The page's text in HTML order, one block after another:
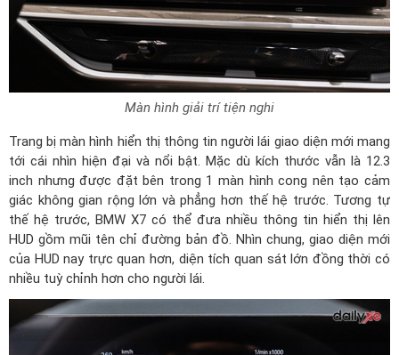
Màn hình giải trí tiện nghi
Trang bị màn hình hiển thị thông tin người lái giao diện mới mang
tới cái nhìn hiện đại và nổi bật. Mặc dù kích thước vẫn là 12.3
inch nhưng được đặt bên trong 1 màn hình cong nên tạo cảm
giác không gian rộng lớn và phẳng hơn thế hệ trước. Tương tự
thế hệ trước, BMW X7 có thể đưa nhiều thông tin hiển thị lên
HUD gồm mũi tên chỉ đường bản đồ. Nhìn chung, giao diện mới
của HUD nay trực quan hơn, diện tích quan sát lớn đồng thời có
nhiều tuỳ chỉnh hơn cho người lái.